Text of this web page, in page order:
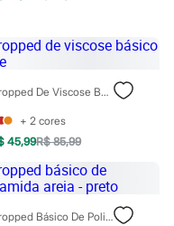
Cropped De Viscose Básico Bege
+ 2 cores
45,99R$ 85,99
Cropped Básico De Poliamida Areia - Preto